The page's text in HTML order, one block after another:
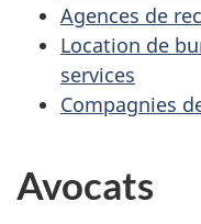
Agences de
Location de
services
Compagnies
Avocats